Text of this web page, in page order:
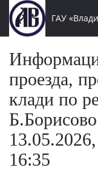
ГАУ
проезда,
клади по
16:35